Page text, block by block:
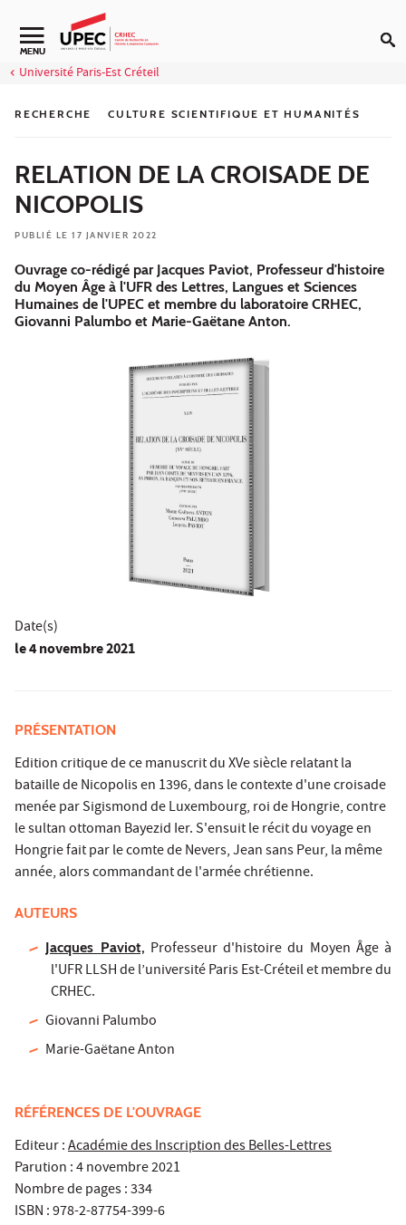
Aller au contenu
Navigation secondaire
MENU
Université Paris-Est Créteil
RECHERCHE CULTURE SCIENTIFIQUE ET HUMANITÉS
RELATION DE LA CROISADE DE
NICOPOLIS
PUBLIÉ LE 17 JANVIER 2022
Ouvrage co-rédigé par Jacques Paviot, Professeur d'histoire
du Moyen Âge à l'UFR des Lettres, Langues et Sciences
Humaines de l'UPEC et membre du laboratoire CRHEC,
Giovanni Palumbo et Marie-Gaëtane Anton.
Date(s)
le4 novembre 2021
PRÉSENTATION
Edition critique de ce manuscrit du XVe siècle relatant la
bataille de Nicopolis en 1396, dans le contexte d'une croisade
menée par Sigismond de Luxembourg, roi de Hongrie, contre
le sultan ottoman Bayezid Ier. S'ensuit le récit du voyage en
Hongrie fait par le comte de Nevers, Jean sans Peur, la même
année, alors commandant de l'armée chrétienne.
AUTEURS
Jacques Paviot, Professeur d'histoire du Moyen Âge à
l'UFR LLSH de l’université Paris Est-Créteil et membre du
CRHEC.
Giovanni Palumbo
Marie-Gaëtane Anton
RÉFÉRENCES DE L'OUVRAGE
Editeur :Académie des Inscription des Belles-Lettres
Parution : 4 novembre 2021
Nombre de pages : 334
ISBN : 978-2-87754-399-6